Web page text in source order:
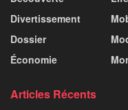
Divertissement
Dossier
Économie
Articles Récents